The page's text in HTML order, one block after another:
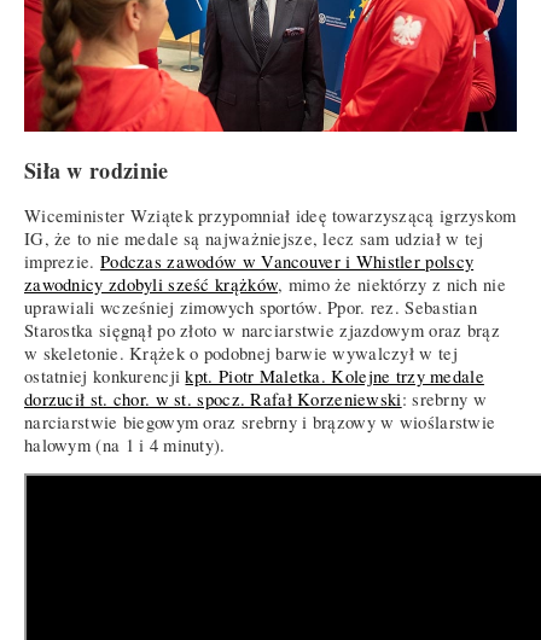
Siła w rodzinie
Wiceminister Wziątek przypomniał ideę towarzyszącą igrzyskom
IG, że to nie medale są najważniejsze, lecz sam udział w tej
imprezie. Podczas zawodów w Vancouver i Whistler polscy
zawodnicy zdobyli sześć krążków, mimo że niektórzy z nich nie
uprawiali wcześniej zimowych sportów. Ppor. rez. Sebastian
Starostka sięgnął po złoto w narciarstwie zjazdowym oraz brąz
w skeletonie. Krążek o podobnej barwie wywalczył w tej
ostatniej konkurencjikpt. Piotr Maletka. Kolejne trzy medale
dorzucił st. chor. w st. spocz. Rafał Korzeniewski: srebrny w
narciarstwie biegowym oraz srebrny i brązowy w wioślarstwie
halowym (na 1 i 4 minuty).